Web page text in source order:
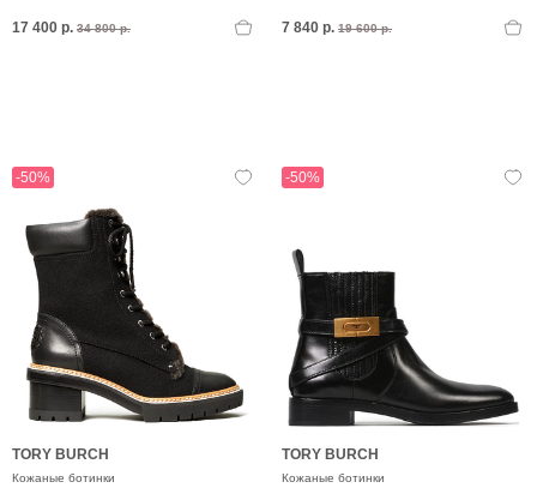
17 400 р. 34 800 р. 7 840 р. 19 600 р.
-50%
TORY BURCH
Кожаные ботинки
-50%
TORY BURCH
Кожаные ботинки